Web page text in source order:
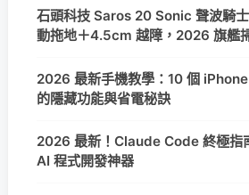
石頭科技 Saros 20 Sonic 聲波騎
動拖地＋4.5cm 越障，2026 旗艦
2026 最新手機教學：10 個
的隱藏功能與省電秘訣
2026 最新！Claude Code 終極指
AI 程式開發神器